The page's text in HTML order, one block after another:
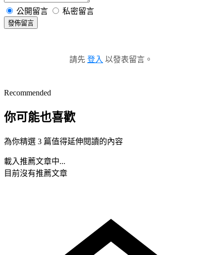
公開留言 私密留言
發佈留言
請先 登入 以發表留言。
Recommended
你可能也喜歡
為你精選 3 篇值得延伸閱讀的內容
載入推薦文章中...
目前沒有推薦文章